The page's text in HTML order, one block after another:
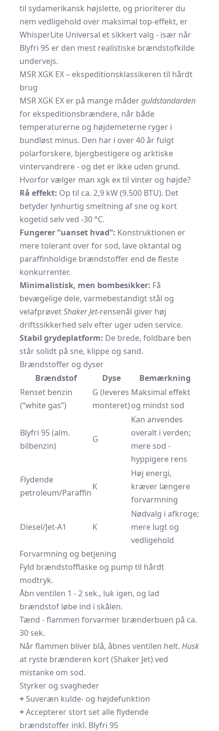
til sydamerikansk højslette, og prioriterer du
nem vedligehold over maksimal top-effekt, er
WhisperLite Universal et sikkert valg - især når
Blyfri 95 er den mest realistiske brændstofkilde
undervejs.
MSR XGK EX – ekspeditionsklassikeren til hårdt
brug
MSR XGK EX er på mange måderguldstandarden
for ekspeditionsbrændere, når både
temperaturerne og højdemeterne ryger i
bundløst minus. Den har i over 40 år fulgt
polarforskere, bjergbestigere og arktiske
vintervandrere - og det er ikke uden grund.
Hvorfor vælger man xgk ex til vinter og højde?
Rå effekt: Op til ca. 2,9 kW (9.500 BTU). Det
betyder lynhurtig smeltning af sne og kort
kogetid selv ved -30 °C.
Fungerer “uanset hvad”: Konstruktionen er
mere tolerant over for sod, lave oktantal og
paraffinholdige brændstoffer end de fleste
konkurrenter.
Minimalistisk, men bombesikker: Få
bevægelige dele, varmebestandigt stål og
velafprøvetShaker Jet-rensenål giver høj
driftssikkerhed selv efter uger uden service.
Stabil grydeplatform: De brede, foldbare ben
står solidt på sne, klippe og sand.
Brændstoffer og dyser
Brændstof
Dyse
Bemærkning
Renset benzin
(“white gas”)
G (leveres
monteret)
Maksimal effekt
og mindst sod
Blyfri 95 (alm.
bilbenzin)
G
Kan anvendes
overalt i verden;
mere sod -
hyppigere rens
Flydende
petroleum/Paraffin
K
Høj energi,
kræver længere
forvarmning
Diesel/Jet-A1 K
Nødvalg i afkroge;
mere lugt og
vedligehold
Forvarmning og betjening
Fyld brændstofflaske og pump til hårdt
modtryk.
Åbn ventilen 1 - 2 sek., luk igen, og lad
brændstof løbe ind i skålen.
Tænd - flammen forvarmer brænderbuen på ca.
30 sek.
Når flammen bliver blå, åbnes ventilen helt. Husk
at ryste brænderen kort (Shaker Jet) ved
mistanke om sod.
Styrker og svagheder
+ Suveræn kulde- og højdefunktion
+Accepterer stort set alle flydende
brændstoffer inkl. Blyfri 95